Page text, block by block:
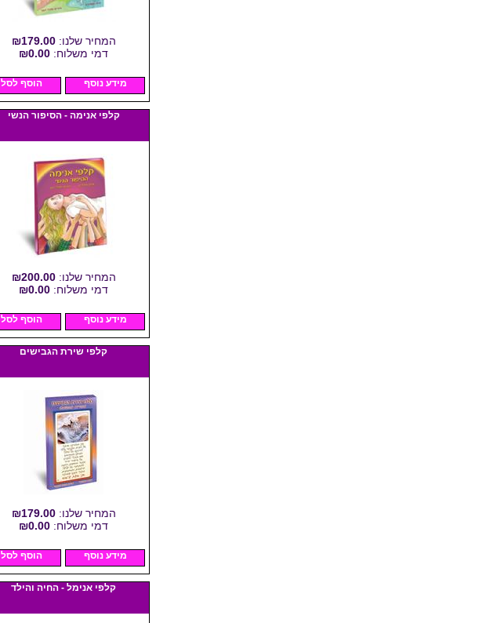
המחיר שלנו:₪179.00
דמי משלוח: ₪0.00
מידע נוסף הוסף לסל
קלפי אנימה - הסיפור הנשי
המחיר שלנו:₪200.00
דמי משלוח: ₪0.00
מידע נוסף הוסף לסל
קלפי שירת הגבישים
המחיר שלנו:₪179.00
דמי משלוח: ₪0.00
מידע נוסף הוסף לסל
קלפי אנימל - החיה והילד